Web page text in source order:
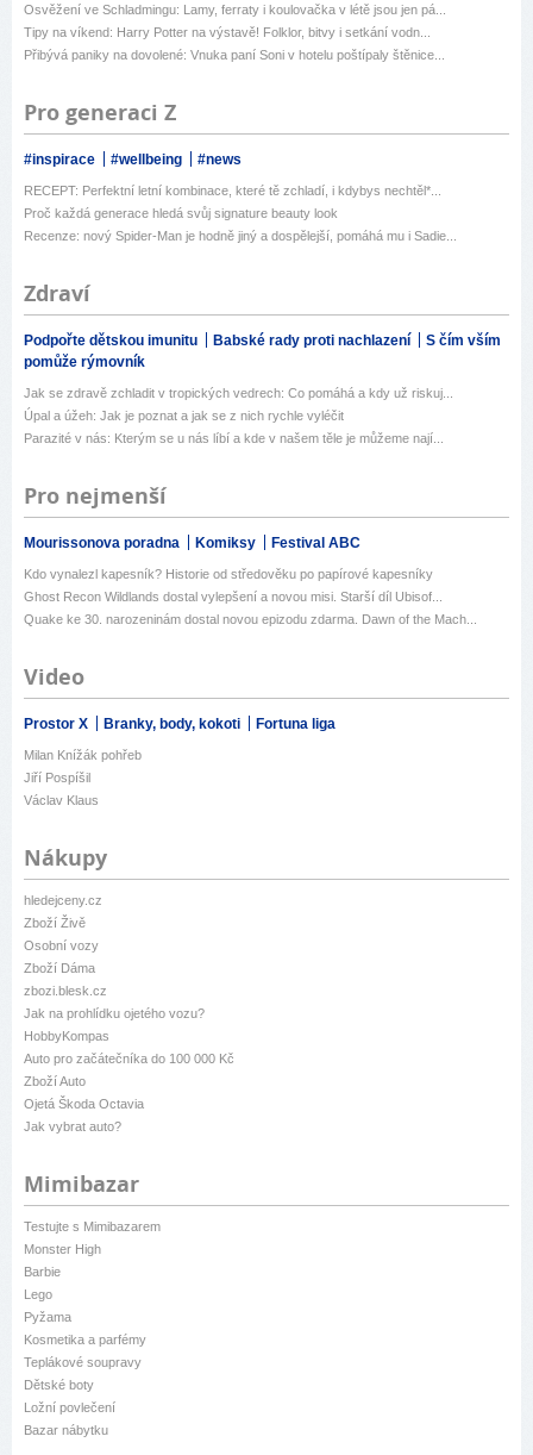
Osvěžení ve Schladmingu: Lamy, ferraty i koulovačka v létě jsou jen pá...
Tipy na víkend: Harry Potter na výstavě! Folklor, bitvy i setkání vodn...
Přibývá paniky na dovolené: Vnuka paní Soni v hotelu poštípaly štěnice...
Pro generaci Z
#inspirace #wellbeing #news
RECEPT: Perfektní letní kombinace, které tě zchladí, i kdybys nechtěl*...
Proč každá generace hledá svůj signature beauty look
Recenze: nový Spider-Man je hodně jiný a dospělejší, pomáhá mu i Sadie...
Zdraví
Podpořte dětskou imunitu Babské rady proti nachlazení
S čím vším
pomůže rýmovník
Jak se zdravě zchladit v tropických vedrech: Co pomáhá a kdy už riskuj...
Úpal a úžeh: Jak je poznat a jak se z nich rychle vyléčit
Parazité v nás: Kterým se u nás líbí a kde v našem těle je můžeme nají...
Pro nejmenší
Mourissonova poradna Komiksy Festival ABC
Kdo vynalezl kapesník? Historie od středověku po papírové kapesníky
Ghost Recon Wildlands dostal vylepšení a novou misi. Starší díl Ubisof...
Quake ke 30. narozeninám dostal novou epizodu zdarma. Dawn of the Mach...
Video
Prostor X Branky, body, kokoti Fortuna liga
Milan Knížák pohřeb
Jiří Pospíšil
Václav Klaus
Nákupy
hledejceny.cz
Zboží Živě
Osobní vozy
Zboží Dáma
zbozi.blesk.cz
Jak na prohlídku ojetého vozu?
HobbyKompas
Auto pro začátečníka do 100 000 Kč
Zboží Auto
Ojetá Škoda Octavia
Jak vybrat auto?
Mimibazar
Testujte s Mimibazarem
Monster High
Barbie
Lego
Pyžama
Kosmetika a parfémy
Teplákové soupravy
Dětské boty
Ložní povlečení
Bazar nábytku